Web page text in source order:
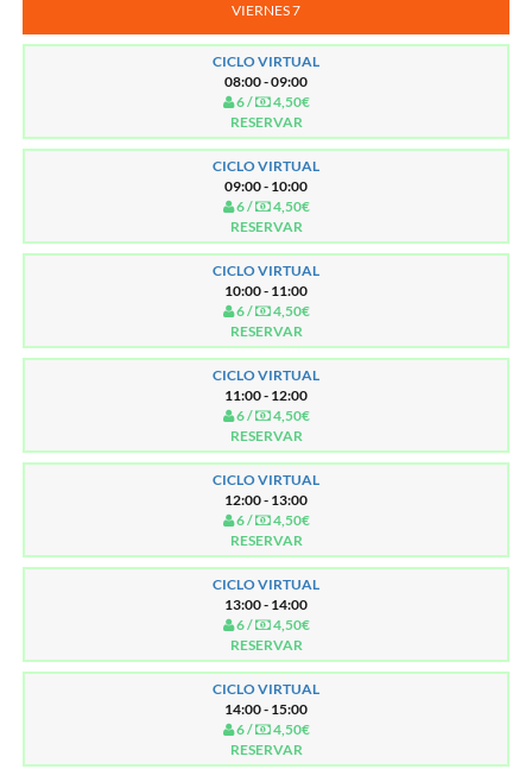
VIERNES 7
CICLO VIRTUAL
08:00 - 09:00
6 /
4,50€
RESERVAR
CICLO VIRTUAL
09:00 - 10:00
6 /
4,50€
RESERVAR
CICLO VIRTUAL
10:00 - 11:00
6 /
4,50€
RESERVAR
CICLO VIRTUAL
11:00 - 12:00
6 /
4,50€
RESERVAR
CICLO VIRTUAL
12:00 - 13:00
6 /
4,50€
RESERVAR
CICLO VIRTUAL
13:00 - 14:00
6 /
4,50€
RESERVAR
CICLO VIRTUAL
14:00 - 15:00
6 /
4,50€
RESERVAR